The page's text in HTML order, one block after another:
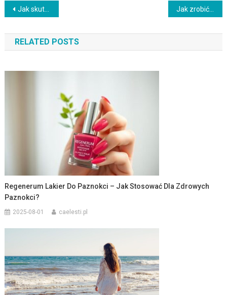
Nawigacja
wpisu
Jak skutecznie pokryć żółte włosy: najlepsze farby i techniki Jak zrobić domowy spray do włosów? Praktyczny przewodnik DIY
RELATED POSTS
Regenerum Lakier Do Paznokci – Jak Stosować Dla Zdrowych
Paznokci?
2025-08-01 caelesti.pl